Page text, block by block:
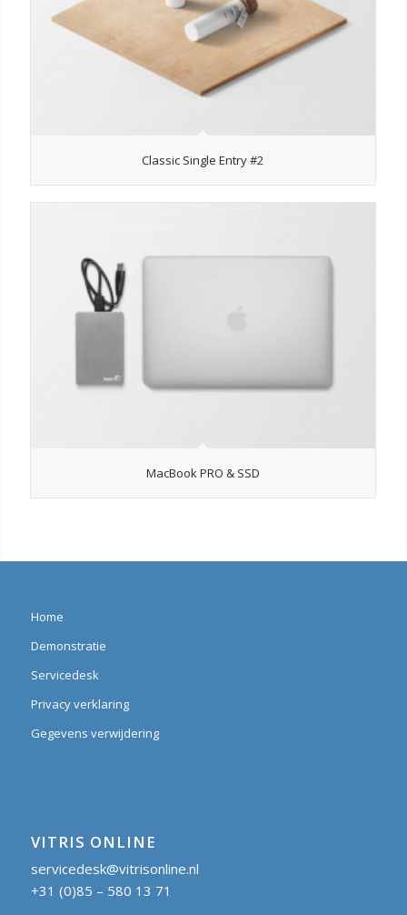
Classic Single Entry #2
MacBook PRO & SSD
Home
Demonstratie
Servicedesk
Privacy verklaring
Gegevens verwijdering
VITRIS ONLINE
servicedesk@vitrisonline.nl
+31 (0)85 – 580 13 71